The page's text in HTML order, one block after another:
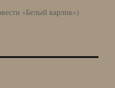
«Белый карлик»)